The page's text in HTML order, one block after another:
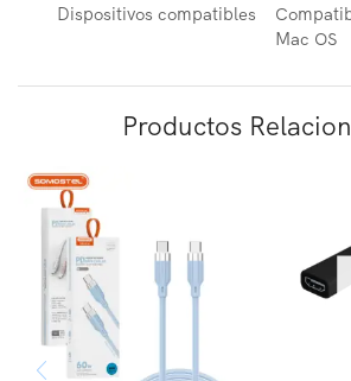
Dispositivos compatibles
Mac OS
Productos